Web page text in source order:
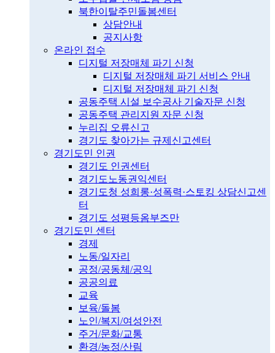
북한이탈주민돌봄센터
상담안내
공지사항
온라인 접수
디지털 저장매체 파기 신청
디지털 저장매체 파기 서비스 안내
디지털 저장매체 파기 신청
공동주택 시설 보수공사 기술자문 신청
공동주택 관리지원 자문 신청
누리집 오류신고
경기도 찾아가는 규제신고센터
경기도민 인권
경기도 인권센터
경기도노동권익센터
경기도청 성희롱·성폭력·스토킹 상담신고센
터
경기도 성평등옴부즈만
경기도민 센터
경제
노동/일자리
공정/공동체/공익
공공의료
교육
보육/돌봄
노인/복지/여성안전
주거/문화/교통
환경/농정/산림